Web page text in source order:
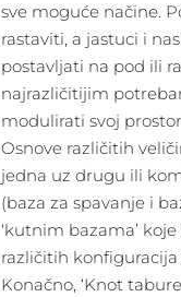
sve moguće načine.
rastaviti, a jastuci i
postavljati na pod ili
najrazličitijim
modulirati svoj
Osnove različitih
jedna uz drugu ili
(baza za spavanje i
‘kutnim bazama’
različitih
Konačno, ‘Knot